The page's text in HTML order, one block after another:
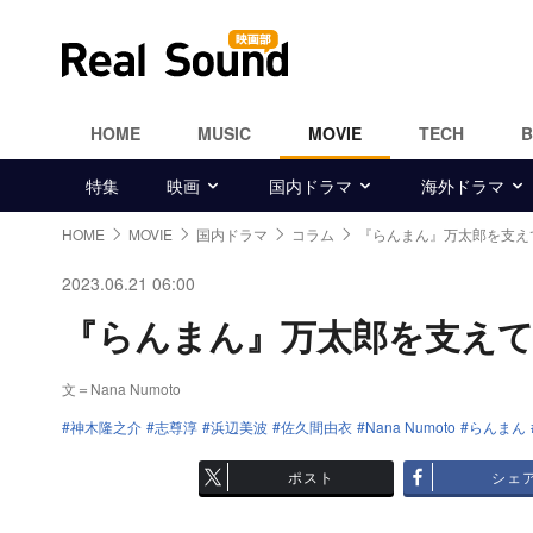
HOME MUSIC MOVIE TECH
特集 映画 国内ドラマ 海外ドラマ
HOME MOVIE 国内ドラマ コラム 『らんまん』万太郎を支
2023.06.21 06:00
『らんまん』万太郎を支
文＝Nana Numoto
神木隆之介
志尊淳 浜辺美波 佐久間由衣 Nana Numoto らんまん
ポスト シェ